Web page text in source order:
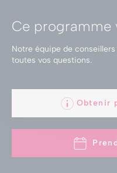
Ce programme
Notre équipe de
toutes vos questions.
Obtenir